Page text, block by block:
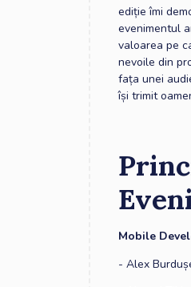
ediție îmi
evenimentul
valoarea pe
nevoile din
fața unei
își trimit
Mobile
- Alex